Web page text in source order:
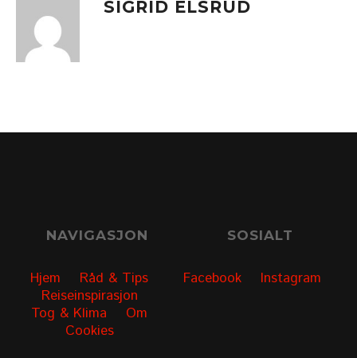
SIGRID ELSRUD
NAVIGASJON
Hjem
Råd & Tips
Reiseinspirasjon
Tog & Klima
Om
Cookies
SOSIALT
Facebook Instagram